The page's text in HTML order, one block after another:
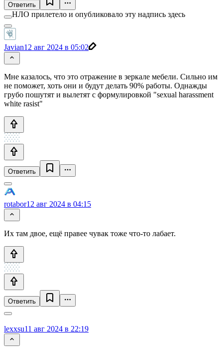
Ответить
НЛО прилетело и опубликовало эту надпись здесь
Javian12 авг 2024 в 05:02
Мне казалось, что это отражение в зеркале мебели. Сильно им
не поможет, хоть они и будут делать 90% работы. Однажды
грубо пошутят и вылетят с формулировкой "sexual harassment
white rasist"
Ответить
rotabor12 авг 2024 в 04:15
Их там двое, ещё правее чувак тоже что-то лабает.
Ответить
lexxsu11 авг 2024 в 22:19